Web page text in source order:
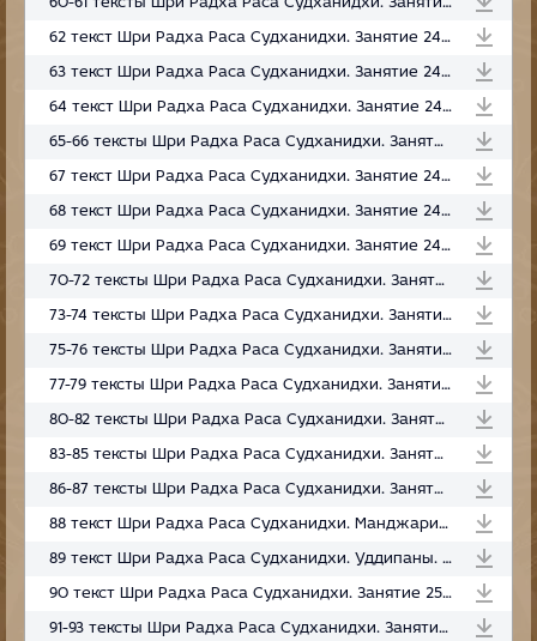
62 текст Шри Радха Раса Судханидхи. Занятие 243. МСИ. 04.01.2024
63 текст Шри Радха Раса Судханидхи. Занятие 244. МСИ. 11.01.2024
64 текст Шри Радха Раса Судханидхи. Занятие 245. МСИ. 18.01.2024
65-66 тексты Шри Радха Раса Судханидхи. Занятие 246. МСИ. 25.01.2024
67 текст Шри Радха Раса Судханидхи. Занятие 247. МСИ. 01.02.2024
68 текст Шри Радха Раса Судханидхи. Занятие 248. МСИ. 05.02.2024
69 текст Шри Радха Раса Судханидхи. Занятие 249. МСИ. 06.02.2024
70-72 тексты Шри Радха Раса Судханидхи. Занятие 250. МСИ. 19.02.2024
73-74 тексты Шри Радха Раса Судханидхи. Занятие 251. МСИ. 26.02.2024
75-76 тексты Шри Радха Раса Судханидхи. Занятие 252. МСИ. 04.03.2024
77-79 тексты Шри Радха Раса Судханидхи. Занятие 253. МСИ. 07.03.2024
80-82 тексты Шри Радха Раса Судханидхи. Занятие 254. МСИ. 14.03.2024
83-85 тексты Шри Радха Раса Судханидхи. Занятие 255. МСИ. 21.03.2024
86-87 тексты Шри Радха Раса Судханидхи. Занятие 256. МСИ. 11.04.2024
88 текст Шри Радха Раса Судханидхи. Манджари-бхава. По лезвию бритвы. Занятие 257. Радха кунда. 08.03.2025
89 текст Шри Радха Раса Судханидхи. Уддипаны. Занятие 258. Радха кунда. 10.03.2025
90 текст Шри Радха Раса Судханидхи. Занятие 259. Радха кунда. 11.03.2025
91-93 тексты Шри Радха Раса Судханидхи. Занятие 260. Радха кунда. 12.03.2025